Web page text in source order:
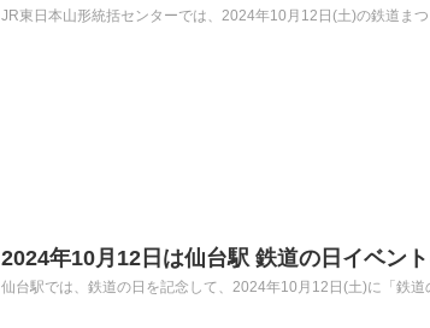
JR東日本山形統括センターでは、2024年10月12日(土)の鉄道ま
2024年10月12日は仙台駅 鉄道の日イベン
仙台駅では、鉄道の日を記念して、2024年10月12日(土)に「鉄